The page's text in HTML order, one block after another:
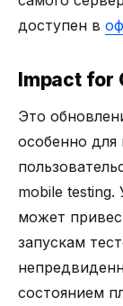
доступен в
Impact for
Это
особенно
mobile
может
запускам
состоянием